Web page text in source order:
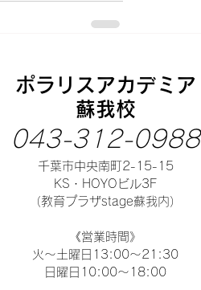
ポラリスアカデミア
蘇我校
043-312-0988
千葉市中央南町2-15-15
​KS・HOYOビル3F
（教育プラザstage蘇我内）
​《営業時間》
火～土曜日13:00～21:30
​日曜日10:00～18:00